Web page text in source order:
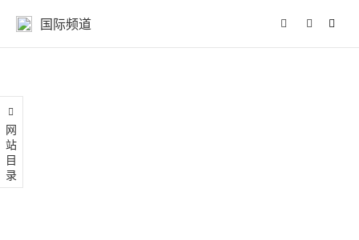
国际频道
网站目录